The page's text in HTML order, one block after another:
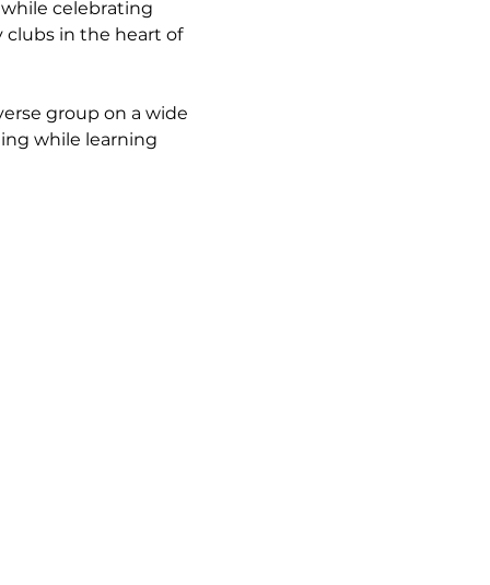
celebrating
in the heart of
group on a wide
while learning